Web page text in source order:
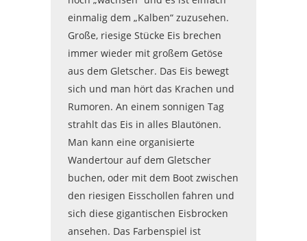
einmalig dem „Kalben“ zuzusehen.
Große, riesige Stücke Eis brechen
immer wieder mit großem Getöse
aus dem Gletscher. Das Eis bewegt
sich und man hört das Krachen und
Rumoren. An einem sonnigen Tag
strahlt das Eis in alles Blautönen.
Man kann eine organisierte
Wandertour auf dem Gletscher
buchen, oder mit dem Boot zwischen
den riesigen Eisschollen fahren und
sich diese gigantischen Eisbrocken
ansehen. Das Farbenspiel ist